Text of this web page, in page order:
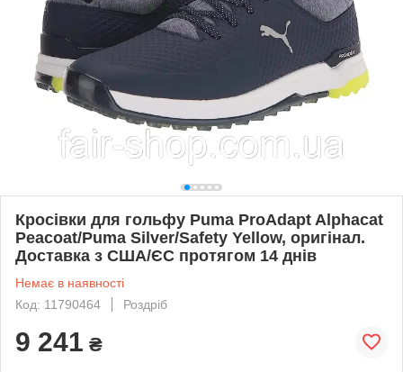
Кросівки для гольфу Puma ProAdapt Alphacat
Peacoat/Puma Silver/Safety Yellow, оригінал.
Доставка з США/ЄС протягом 14 днів
Немає в наявності
Код: 11790464
Роздріб
9 241 ₴